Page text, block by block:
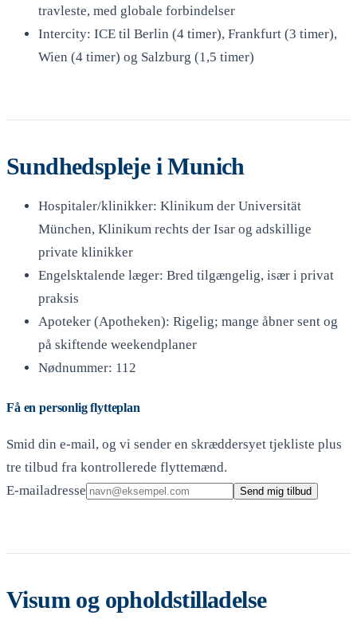
travleste, med globale forbindelser
Intercity: ICE til Berlin (4 timer), Frankfurt (3 timer),
Wien (4 timer) og Salzburg (1,5 timer)
Sundhedspleje i Munich
Hospitaler/klinikker: Klinikum der Universität
München, Klinikum rechts der Isar og adskillige
private klinikker
Engelsktalende læger: Bred tilgængelig, især i privat
praksis
Apoteker (Apotheken): Rigelig; mange åbner sent og
på skiftende weekendplaner
Nødnummer: 112
Få en personlig flytteplan
Smid din e-mail, og vi sender en skræddersyet tjekliste plus
tre tilbud fra kontrollerede flyttemænd.
E-mailadresse
Send mig tilbud
Visum og opholdstilladelse